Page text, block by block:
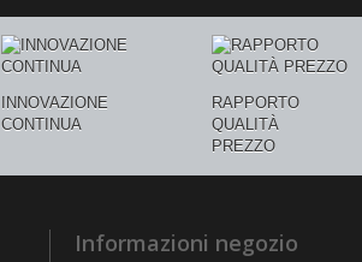
INNOVAZIONE
CONTINUA
RAPPORTO
QUALITÀ
PREZZO
Informazioni negozio